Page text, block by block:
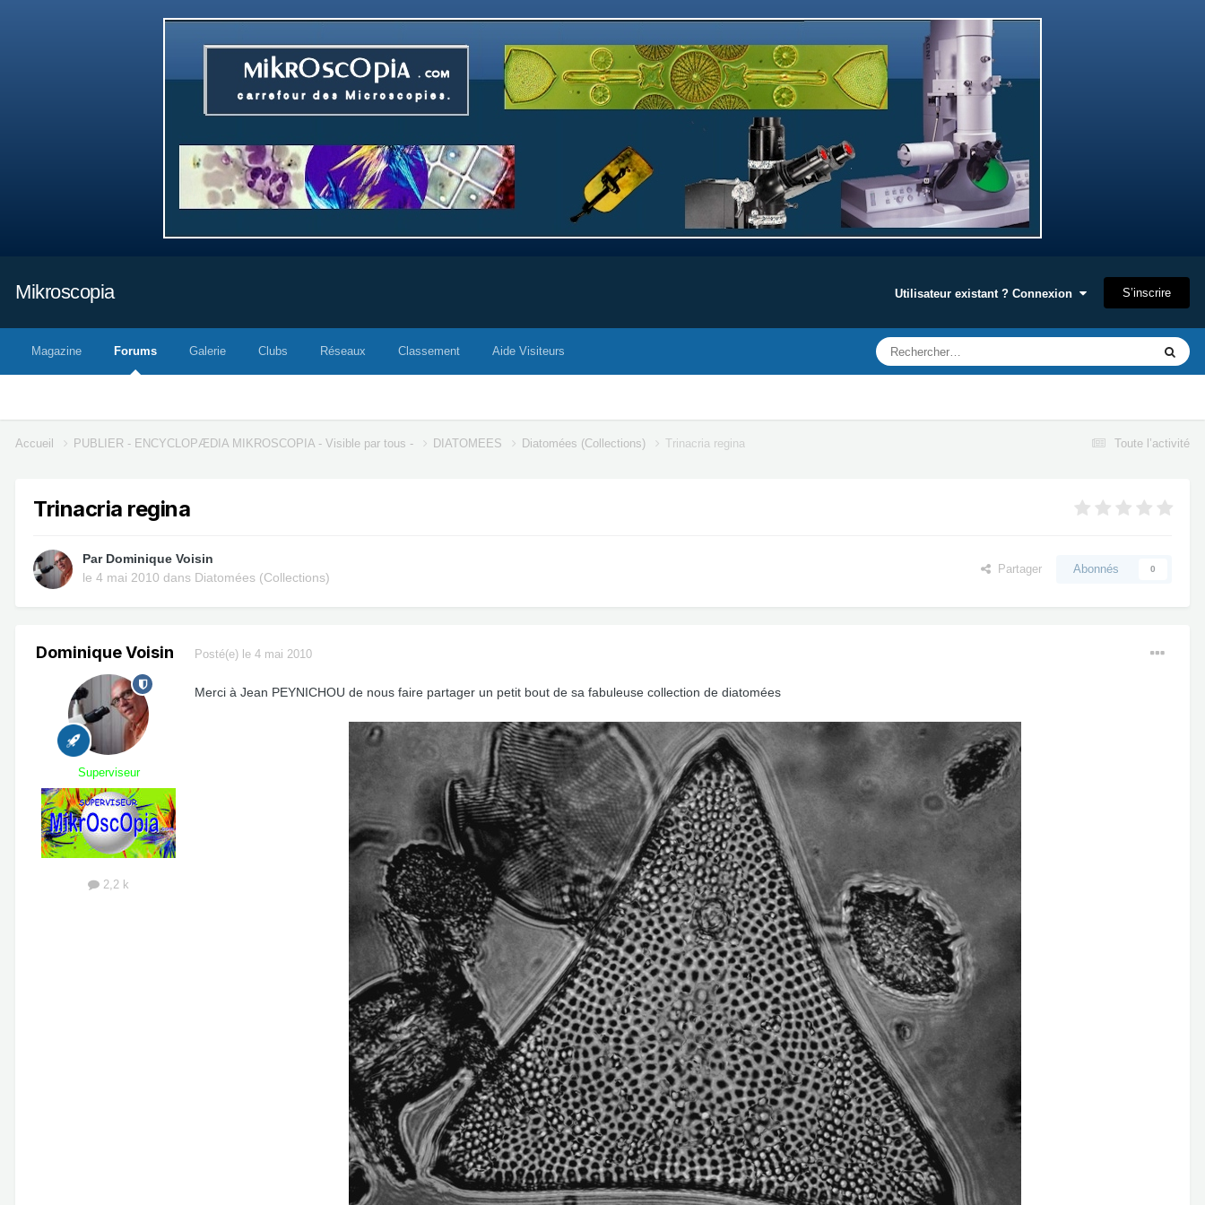
Mikroscopia Utilisateur existant ? Connexion S’inscrire
Magazine Forums Galerie Clubs Réseaux Classement Aide Visiteurs
Toute l’activité
Accueil PUBLIER - ENCYCLOPÆDIA MIKROSCOPIA - Visible par tous - DIATOMEES Diatomées (Collections) Trinacria regina
Trinacria regina
Par Dominique Voisin
le 4 mai 2010 dans Diatomées (Collections)
Partager Abonnés 0
Dominique Voisin
Superviseur
2,2 k
Posté(e) le 4 mai 2010
Merci à Jean PEYNICHOU de nous faire partager un petit bout de sa fabuleuse collection de diatomées